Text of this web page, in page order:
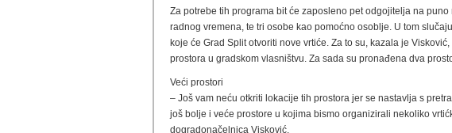
Za potrebe tih programa bit će zaposleno pet odgojitelja na
radnog vremena, te tri osobe kao pomoćno osoblje. U tom
koje će Grad Split otvoriti nove vrtiće. Za to su, kazala je
prostora u gradskom vlasništvu. Za sada su pronađena dva
Veći prostori
– Još vam neću otkriti lokacije tih prostora jer se nastavlja s
još bolje i veće prostore u kojima bismo organizirali nekoliko
dogradonačelnica Visković.